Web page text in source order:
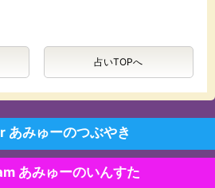
占いTOPへ
みゅーのつぶやき
あみゅーのいんすた